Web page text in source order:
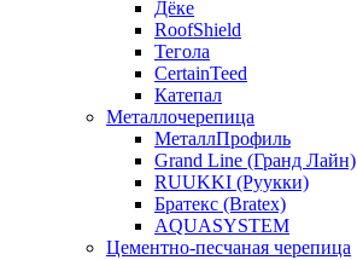
Дёке
RoofShield
Тегола
CertainTeed
Катепал
Металлочерепица
МеталлПрофиль
Grand Line (Гранд Лайн)
RUUKKI (Руукки)
Братекс (Bratex)
AQUASYSTEM
Цементно-песчаная черепица